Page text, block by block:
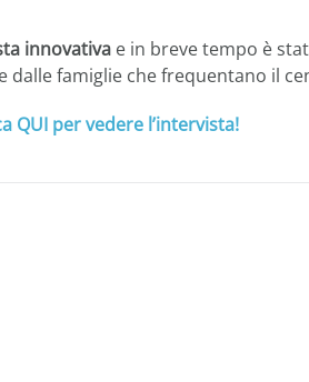
innovativa e in breve tempo è
famiglie che frequentano il
QUI per vedere l’intervista!